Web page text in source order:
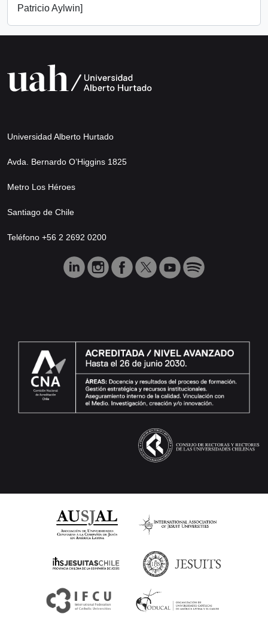
Patricio Aylwin]
Universidad Alberto Hurtado
Avda. Bernardo O’Higgins 1825
Metro Los Héroes
Santiago de Chile
Teléfono +56 2 2692 0200